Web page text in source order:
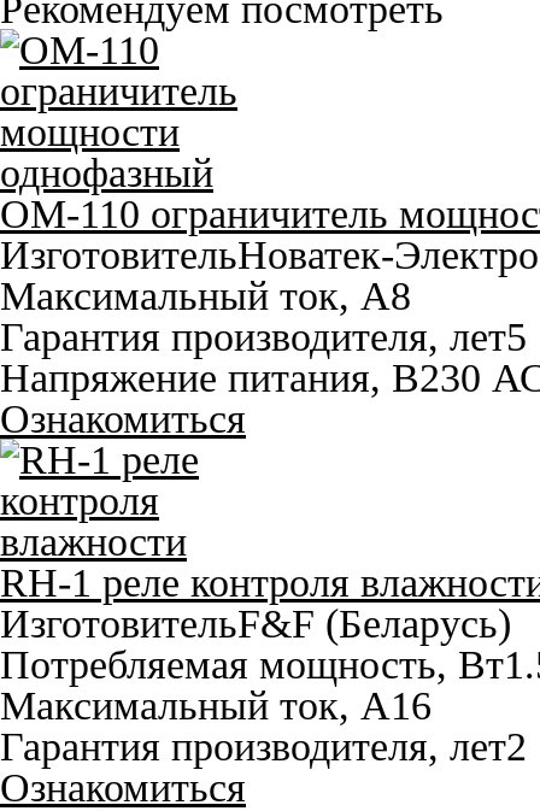
OM-110 ограничитель
ИзготовительНоватек-Электро
Максимальный ток, A8
Гарантия производителя, лет5
Напряжение питания, В230
Ознакомиться
RH-1 реле контроля
ИзготовительF&F (Беларусь)
Потребляемая мощность, Вт
Максимальный ток, A16
Гарантия производителя, лет2
Ознакомиться